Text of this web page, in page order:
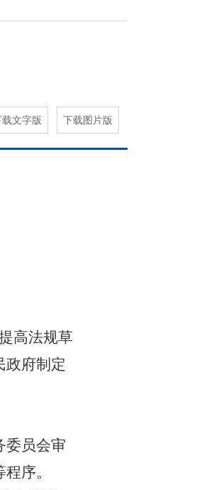
载文字版 下载图片版
高法规草
政府制定
委员会审
序。